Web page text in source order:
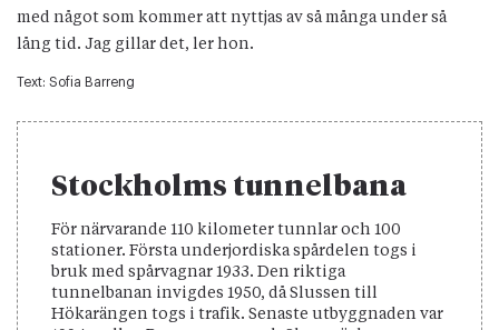
med något som kommer att nyttjas av så många under så
lång tid. Jag gillar det, ler hon.
Text: Sofia Barreng
Stockholms tunnelbana
För närvarande 110 kilometer tunnlar och 100
stationer. Första underjordiska spårdelen togs i
bruk med spårvagnar 1933. Den riktiga
tunnelbanan invigdes 1950, då Slussen till
Hökarängen togs i trafik. Senaste utbyggnaden var